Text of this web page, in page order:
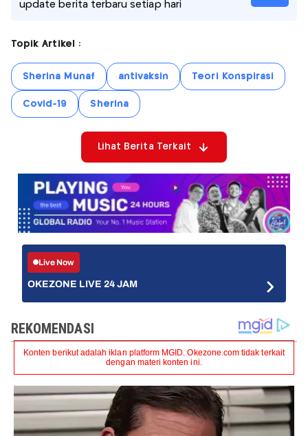
update berita terbaru setiap hari
Topik Artikel :
Sherina Munaf antivaksin Teori Konspirasi
Covid-19 Sherina
Lihat Berita Terkait
Live Now
OKEZONE LIVE 24 JAM